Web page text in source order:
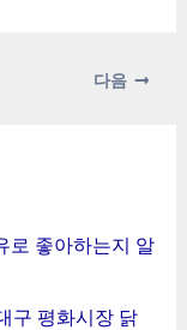
다음
로 좋아하는지 알
구 평화시장 닭